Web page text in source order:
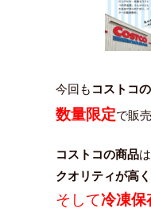
今回も コストコの
数量限定で販
コストコの商品
クオリティが高く
そして冷凍保